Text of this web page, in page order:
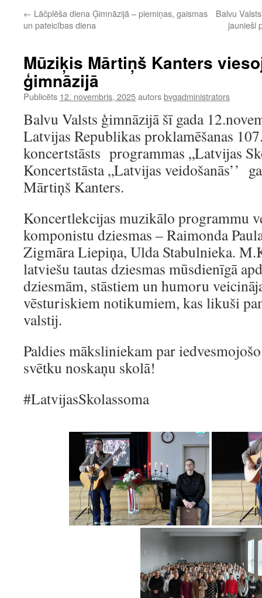
← Lāčplēša diena Ģimnāzijā – piemiņas, gaismas
un pateicības diena
Balvu
jaunieši
Mūziķis Mārtiņš Kanters
ģimnāzijā
Publicēts 12. novembris, 2025autorsbvgadministrators
Balvu Valsts ģimnāzijā šī gada
Latvijas Republikas proklamēšanas
koncertstāsts programmas „Latvijas
Koncertstāsta „Latvijas veidošanās’’
Mārtiņš Kanters.
Koncertlekcijas muzikālo programmu
komponistu dziesmas – Raimonda
Zigmāra Liepiņa, Ulda Stabulnieka.
latviešu tautas dziesmas mūsdienīgā
dziesmām, stāstiem un humoru
vēsturiskiem notikumiem, kas likuši
valstij.
Paldies māksliniekam par
svētku noskaņu skolā!
#LatvijasSkolassoma